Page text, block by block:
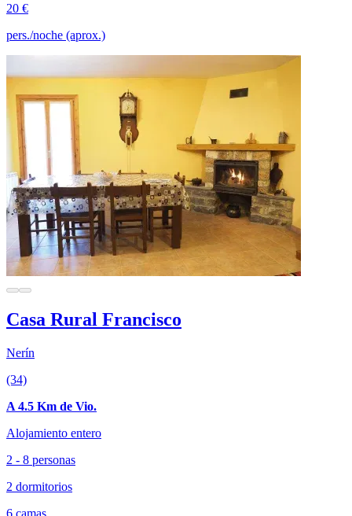
20 €
pers./noche (aprox.)
Casa Rural Francisco
Nerín
(34)
A 4.5 Km de Vio.
Alojamiento entero
2 - 8 personas
2 dormitorios
6 camas